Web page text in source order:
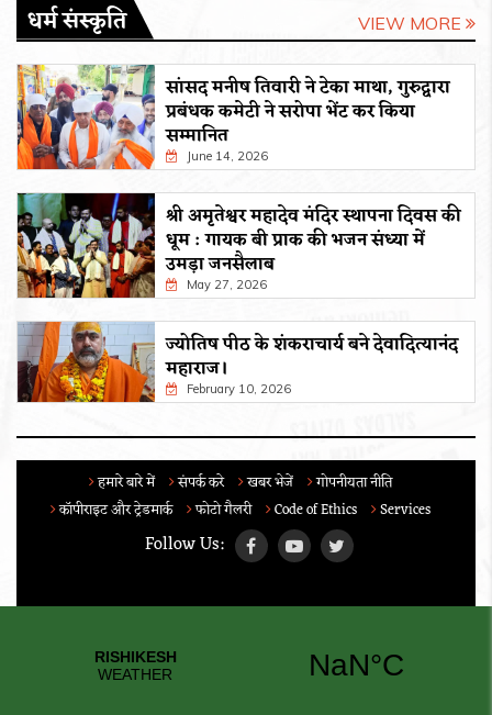
धर्म संस्कृति VIEW MORE
सांसद मनीष तिवारी ने टेका माथा, गुरुद्वारा
प्रबंधक कमेटी ने सरोपा भेंट कर किया
सम्मानित
June 14, 2026
श्री अमृतेश्वर महादेव मंदिर स्थापना दिवस की
धूम : गायक बी प्राक की भजन संध्या में
उमड़ा जनसैलाब
May 27, 2026
ज्योतिष पीठ के शंकराचार्य बने देवादित्यानंद
महाराज।
February 10, 2026
हमारे बारे में संपर्क करे खबर भेजें
गोपनीयता नीति
कॉपीराइट और ट्रेडमार्क
फोटो गैलरी Code of Ethics Services
Follow Us: